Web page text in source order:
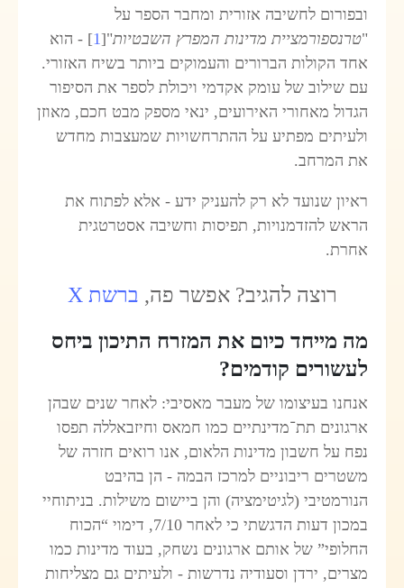
ובפורום לחשיבה אזורית ומחבר הספר על
"טרנספורמציית מדינות המפרץ השבטיות"[
1] - הוא
אחד הקולות הברורים והעמוקים ביותר בשיח האזורי.
עם שילוב של עומק אקדמי ויכולת לספר את הסיפור
הגדול מאחורי האירועים, ינאי מספק מבט חכם, מאוזן
ולעיתים מפתיע על ההתרחשויות שמעצבות מחדש
את המרחב.
ראיון שנועד לא רק להעניק ידע - אלא לפתוח את
הראש להזדמנויות, תפיסות וחשיבה אסטרטגית
אחרת.
רוצה להגיב? אפשר פה, ברשת X
מה מייחד כיום את המזרח התיכון ביחס
לעשורים קודמים?
אנחנו בעיצומו של מעבר מאסיבי: לאחר שנים שבהן
ארגונים תת־מדינתיים כמו חמאס וחיזבאללה תפסו
נפח על חשבון מדינות הלאום, אנו רואים חזרה של
משטרים ריבוניים למרכז הבמה - הן בהיבט
הנורמטיבי (לגיטימציה) והן ביישום משילות. בניתוחיי
במכון דעות הדגשתי כי לאחר 7/10, דימוי “הכוח
החלופי” של אותם ארגונים נשחק, בעוד מדינות כמו
מצרים, ירדן וסעודיה נדרשות - ולעיתים גם מצליחות